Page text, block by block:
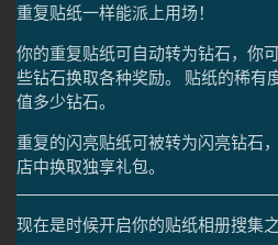
重复贴纸一样能派上用场！
你的重复贴纸可自动转为钻石，你
些钻石换取各种奖励。 贴纸的稀有
值多少钻石。
重复的闪亮贴纸可被转为闪亮钻石
店中换取独享礼包。
现在是时候开启你的贴纸相册搜集之